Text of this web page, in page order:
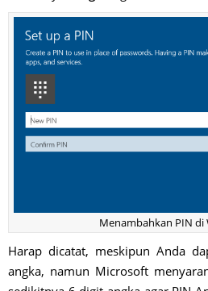
Menambahkan PIN di
Harap dicatat, meskipun Anda
angka, namun Microsoft